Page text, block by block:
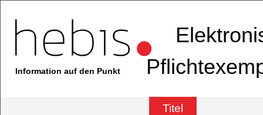
Information auf den Punkt
Titel